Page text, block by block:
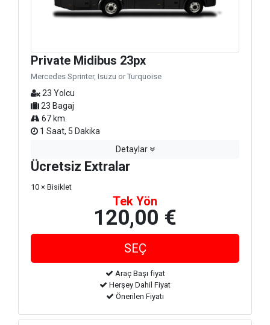
Private Midibus 23px
Mercedes Sprinter, Isuzu or Turquoise
23 Yolcu
23 Bagaj
67 km.
1 Saat, 5 Dakika
Detaylar
Ücretsiz Extralar
10 × Bisiklet
Tek Yön
120,00 €
Araç Başı fiyat
Herşey Dahil Fiyat
Önerilen Fiyatı